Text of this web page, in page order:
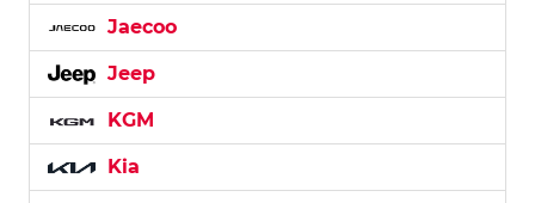
Jaecoo
Jeep
KGM
Kia